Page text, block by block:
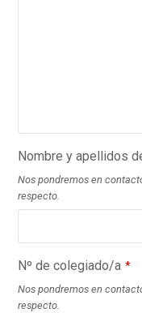
Nombre y apellidos
Nos pondremos en
respecto.
Nº de colegiado/a *
Nos pondremos en
respecto.